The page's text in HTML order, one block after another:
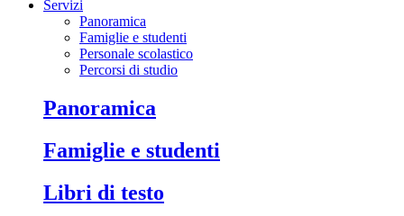
Servizi
Panoramica
Famiglie e studenti
Personale scolastico
Percorsi di studio
Panoramica
Famiglie e studenti
Libri di testo